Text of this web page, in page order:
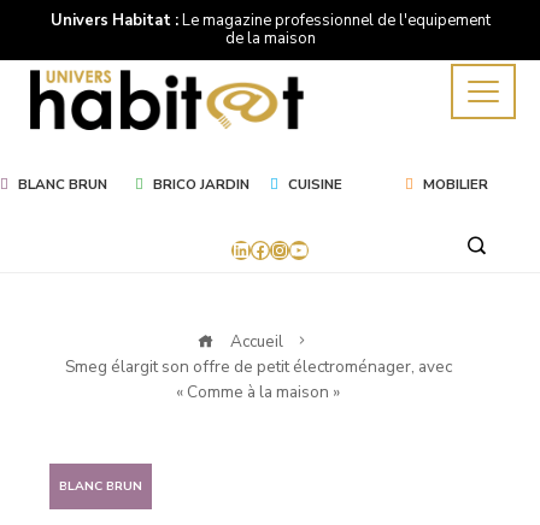
Univers Habitat :Le magazine professionnel de l'equipement
de la maison
BLANC BRUN BRICO JARDIN CUISINE MOBILIER
LinkedIn
Facebook
Instagram
YouTube
Accueil
Smeg élargit son offre de petit électroménager, avec
« Comme à la maison »
BLANC BRUN